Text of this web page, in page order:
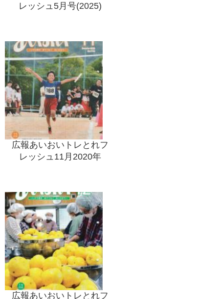
レッシュ5月号(2025)
広報あいおいトレとれフ
レッシュ11月2020年
広報あいおいトレとれフ